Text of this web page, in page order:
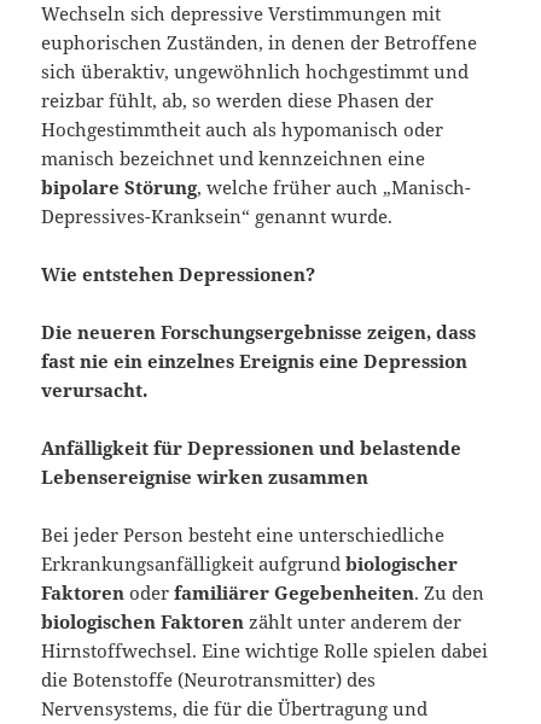
Wechseln sich depressive Verstimmungen mit
euphorischen Zuständen, in denen der Betroffene
sich überaktiv, ungewöhnlich hochgestimmt und
reizbar fühlt, ab, so werden diese Phasen der
Hochgestimmtheit auch als hypomanisch oder
manisch bezeichnet und kennzeichnen eine
bipolare Störung, welche früher auch „Manisch-
Depressives-Kranksein“ genannt wurde.
Wie entstehen Depressionen?
Die neueren Forschungsergebnisse zeigen, dass
fast nie ein einzelnes Ereignis eine Depression
verursacht.
Anfälligkeit für Depressionen und belastende
Lebensereignise wirken zusammen
Bei jeder Person besteht eine unterschiedliche
Erkrankungsanfälligkeit aufgrundbiologischer
Faktoren oder familiärer Gegebenheiten. Zu den
biologischen Faktoren zählt unter anderem der
Hirnstoffwechsel. Eine wichtige Rolle spielen dabei
die Botenstoffe (Neurotransmitter) des
Nervensystems, die für die Übertragung und